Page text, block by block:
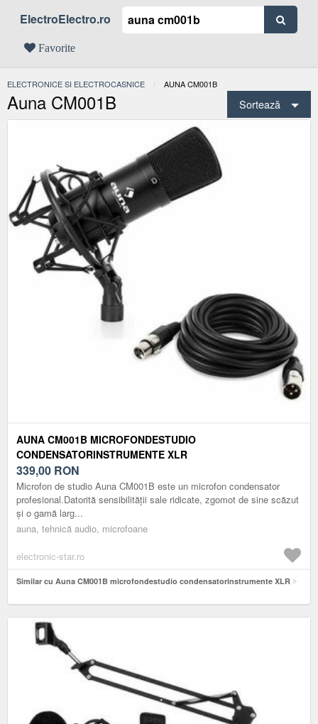
ElectroElectro.ro
Favorite
ELECTRONICE SI ELECTROCASNICE ACTUAL:
AUNA CM001B
Auna CM001B Sortează
AUNA CM001B MICROFONDESTUDIO
CONDENSATORINSTRUMENTE XLR
339,00 RON
Microfon de studio Auna CM001B este un microfon condensator
profesional.Datorită sensibilității sale ridicate, zgomot de sine scăzut
și o gamă larg...
auna, tehnică audio, microfoane
electronic-star.ro
Similar cu Auna CM001B microfondestudio condensatorinstrumente XLR